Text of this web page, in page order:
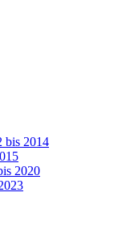
bis 2014
2020